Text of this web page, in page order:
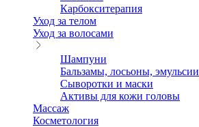
Карбокситерапия
Уход за телом
Уход за волосами
Шампуни
Бальзамы, лосьоны, эмульсии
Сыворотки и маски
Активы для кожи головы
Массаж
Косметология